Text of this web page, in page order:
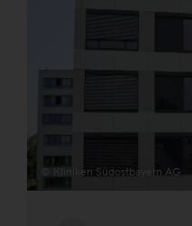
© Kliniken Südostbayern AG